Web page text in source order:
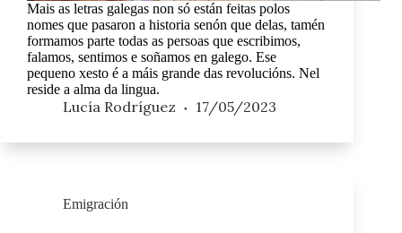
Mais as letras galegas non só están feitas polos
nomes que pasaron a historia senón que delas, tamén
formamos parte todas as persoas que escribimos,
falamos, sentimos e soñamos en galego. Ese
pequeno xesto é a máis grande das revolucións. Nel
reside a alma da lingua.
Lucía Rodríguez 17/05/2023
Emigración